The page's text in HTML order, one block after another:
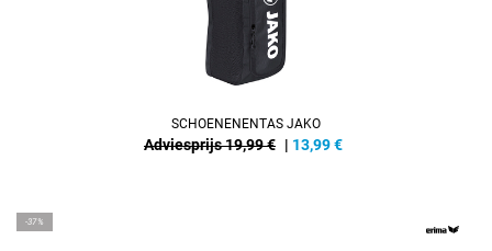
SCHOENENENTAS JAKO
Adviesprijs 19,99 € | 13,99€
-37%